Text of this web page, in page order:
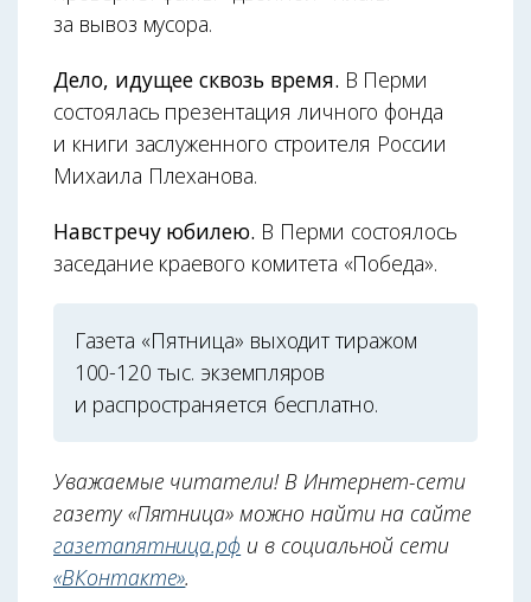
за вывоз мусора.
Дело, идущее сквозь время. В Перми
состоялась презентация личного фонда
и книги заслуженного строителя России
Михаила Плеханова.
Навстречу юбилею. В Перми состоялось
заседание краевого комитета «Победа».
Газета «Пятница» выходит тиражом
100-120 тыс. экземпляров
и распространяется бесплатно.
Уважаемые читатели! В Интернет-сети
газету «Пятница» можно найти на сайте
газетапятница.рф и в социальной сети
«ВКонтакте».